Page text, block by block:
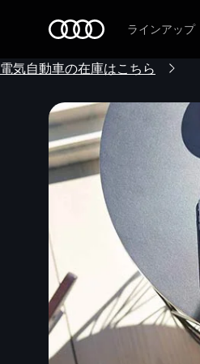
ラインアップ
電気自動車の在庫はこちら